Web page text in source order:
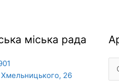
міська рада
Хмельницького, 26